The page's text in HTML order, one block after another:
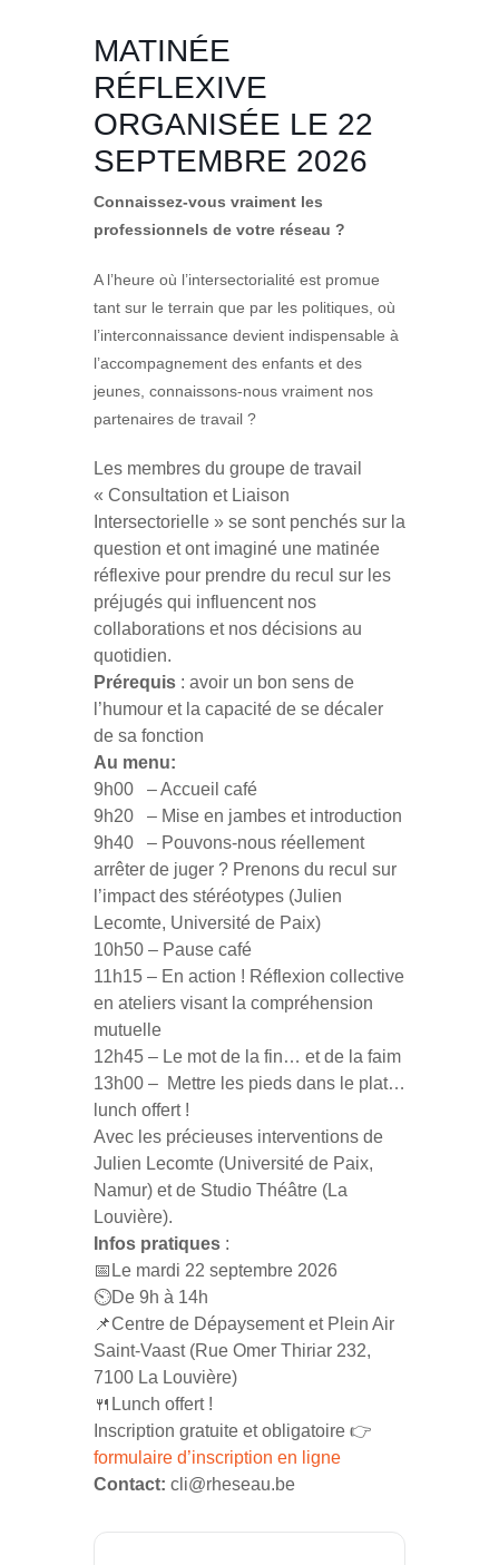
MATINÉE
RÉFLEXIVE
ORGANISÉE LE 22
SEPTEMBRE 2026
Connaissez-vous vraiment les
professionnels de votre réseau ?
A l’heure où l’intersectorialité est promue
tant sur le terrain que par les politiques, où
l’interconnaissance devient indispensable à
l’accompagnement des enfants et des
jeunes, connaissons-nous vraiment nos
partenaires de travail ?
Les membres du groupe de travail
« Consultation et Liaison
Intersectorielle » se sont penchés sur la
question et ont imaginé une matinée
réflexive pour prendre du recul sur les
préjugés qui influencent nos
collaborations et nos décisions au
quotidien.
Prérequis : avoir un bon sens de
l’humour et la capacité de se décaler
de sa fonction
Au menu:
9h00 – Accueil café
9h20 – Mise en jambes et introduction
9h40 – Pouvons-nous réellement
arrêter de juger ? Prenons du recul sur
l’impact des stéréotypes (Julien
Lecomte, Université de Paix)
10h50 – Pause café
11h15 – En action ! Réflexion collective
en ateliers visant la compréhension
mutuelle
12h45 – Le mot de la fin… et de la faim
13h00 – Mettre les pieds dans le plat…
lunch offert !
Avec les précieuses interventions de
Julien Lecomte (Université de Paix,
Namur) et de Studio Théâtre (La
Louvière).
Infos pratiques :
📅Le mardi 22 septembre 2026
⏲️De 9h à 14h
📌Centre de Dépaysement et Plein Air
Saint-Vaast (Rue Omer Thiriar 232,
7100 La Louvière)
🍴Lunch offert !
Inscription gratuite et obligatoire 👉
formulaire d’inscription en ligne
Contact: cli@rheseau.be